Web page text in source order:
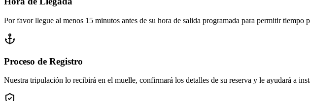
Por favor llegue al menos 15 minutos antes de su hora de salida programada para permitir tiempo
Proceso de Registro
Nuestra tripulación lo recibirá en el muelle, confirmará los detalles de su reserva y le ayudará a